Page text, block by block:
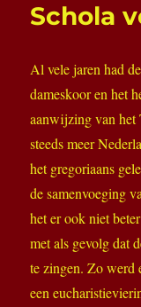
Schola
Al vele jaren had
dameskoor en het
aanwijzing van het
steeds meer
het gregoriaans
de samenvoeging
het er ook niet
met als gevolg dat
te zingen. Zo werd
een